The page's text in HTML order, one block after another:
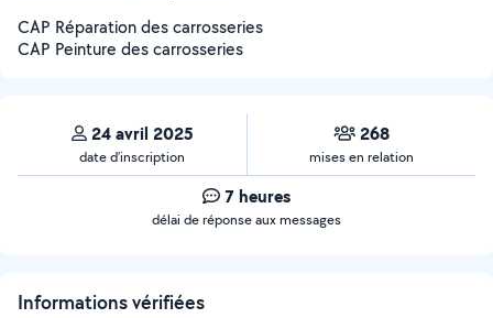
CAP Réparation des carrosseries
CAP Peinture des carrosseries
24 avril 2025
date d’inscription
268
mises en relation
7 heures
délai de réponse aux messages
Informations vérifiées